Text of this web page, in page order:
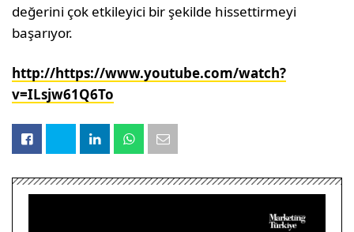
değerini çok etkileyici bir şekilde hissettirmeyi
başarıyor.
http://https://www.youtube.com/watch?
v=ILsjw61Q6To